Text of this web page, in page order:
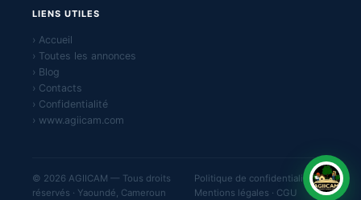
LIENS UTILES
› Accueil
› Toutes les annonces
› Blog
› Contacts
› Confidentialité
› www.agiicam.com
© 2026 AGIICAM — Tous droits
réservés · Yaoundé, Cameroun
Politique de confidentialité ·
Mentions légales · CGU